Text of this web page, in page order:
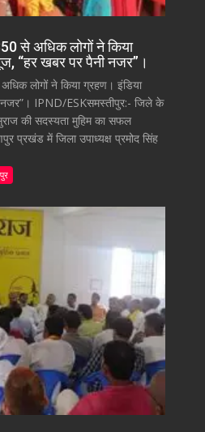
से अधिक लोगों ने किया
“हर खबर पर पैनी नजर”।
लोगों ने किया ग्रहण। इंडिया
नजर”। IPND/ESKसमस्तीपुर:- जिले के
की सदस्यता मुहिम का सफल
में जिला उपाध्यक्ष प्रमोद सिंह